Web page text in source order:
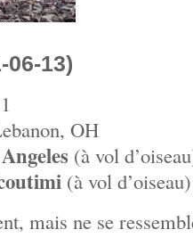
06-13)
OH
(à vol
(à vol
mais ne se